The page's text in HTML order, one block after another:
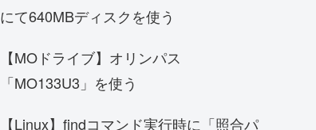
にて640MBディスクを使う
【MOドライブ】オリンパス
「MO133U3」を使う
【Linux】findコマンド実行時に「照合パ